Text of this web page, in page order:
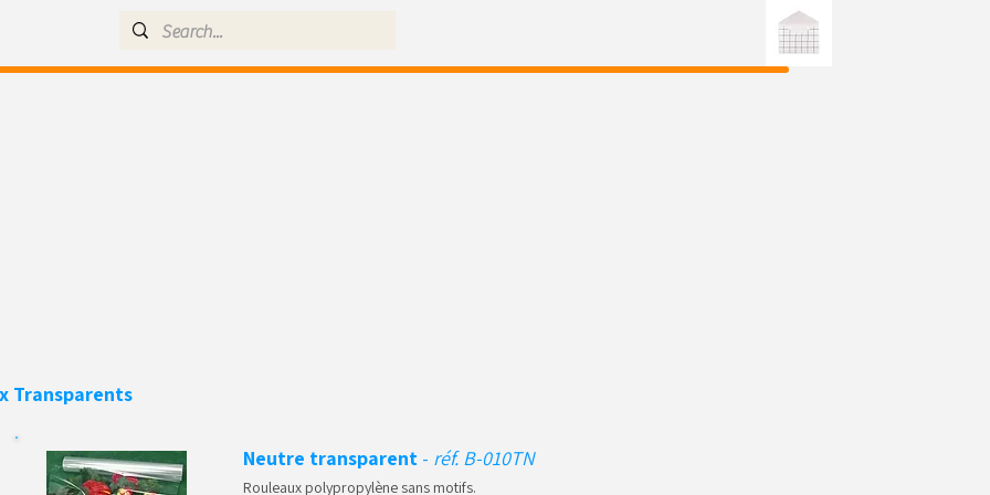
Transparents
Neutre transparent - réf. B-010TN
Rouleaux polypropylène sans motifs.